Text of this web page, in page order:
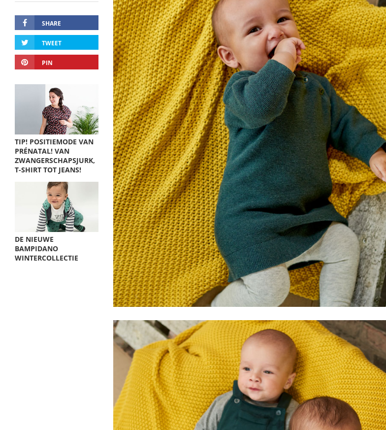
SHARE
TWEET
PIN
TIP! POSITIEMODE VAN
PRÉNATAL! VAN
ZWANGERSCHAPSJURK,
T-SHIRT TOT JEANS!
DE NIEUWE
BAMPIDANO
WINTERCOLLECTIE